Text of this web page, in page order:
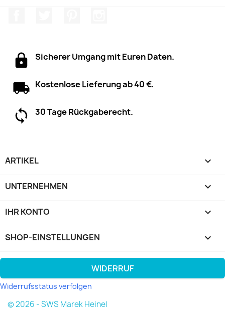
Sicherer Umgang mit Euren Daten.
Kostenlose Lieferung ab 40 €.
30 Tage Rückgaberecht.
ARTIKEL 
UNTERNEHMEN 
IHR KONTO 
SHOP-EINSTELLUNGEN keyboard_arrow_down
WIDERRUF
Widerrufsstatus verfolgen
© 2026 - SWS Marek Heinel